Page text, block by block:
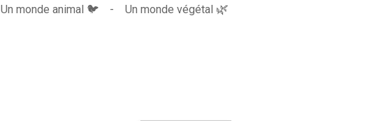
Un monde animal 🐦 - Un monde végétal 🌿